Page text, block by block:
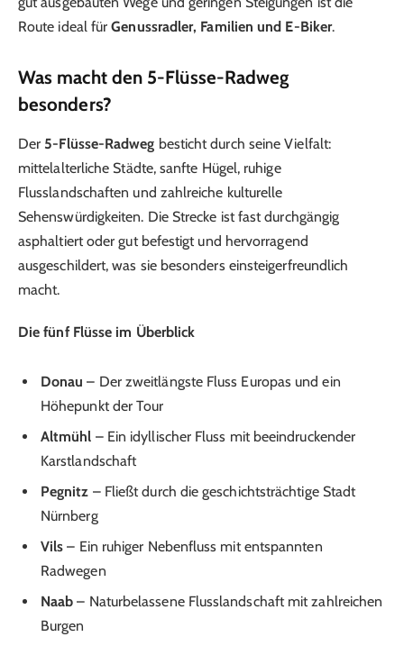
Route ideal fürGenussradler, Familien und E-Biker.
Was macht den 5-Flüsse-Radweg
besonders?
Der 5-Flüsse-Radweg besticht durch seine Vielfalt:
mittelalterliche Städte, sanfte Hügel, ruhige
Flusslandschaften und zahlreiche kulturelle
Sehenswürdigkeiten. Die Strecke ist fast durchgängig
asphaltiert oder gut befestigt und hervorragend
ausgeschildert, was sie besonders einsteigerfreundlich
macht.
Die fünf Flüsse im Überblick
Donau – Der zweitlängste Fluss Europas und ein
Höhepunkt der Tour
Altmühl – Ein idyllischer Fluss mit beeindruckender
Karstlandschaft
Pegnitz – Fließt durch die geschichtsträchtige Stadt
Nürnberg
Vils – Ein ruhiger Nebenfluss mit entspannten
Radwegen
Naab – Naturbelassene Flusslandschaft mit zahlreichen
Burgen